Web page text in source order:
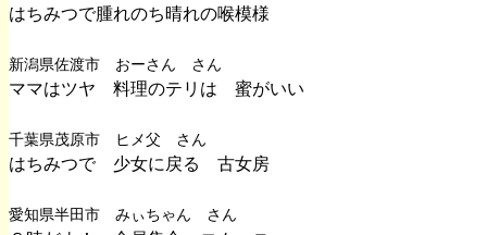
はちみつで腫れのち晴れの喉模様
新潟県佐渡市 おーさん さん
ママはツヤ 料理のテリは 蜜がいい
千葉県茂原市 ヒメ父 さん
はちみつで 少女に戻る 古女房
愛知県半田市 みぃちゃん さん